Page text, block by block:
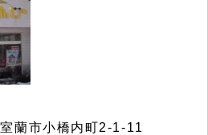
蘭市小橋内町2-1-11